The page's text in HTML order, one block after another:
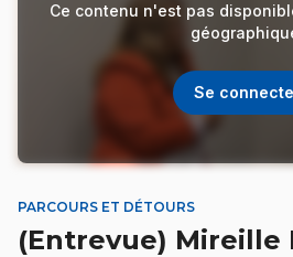
Ce contenu n'est pas
Se
PARCOURS ET DÉTOURS
(Entrevue) Mireille